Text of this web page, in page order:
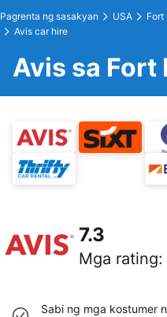
Pagrenta ng sasakyan USA Fort
Avis car hire
Avis sa
7.3
Mga rating:
Sabi ng mga kostumer